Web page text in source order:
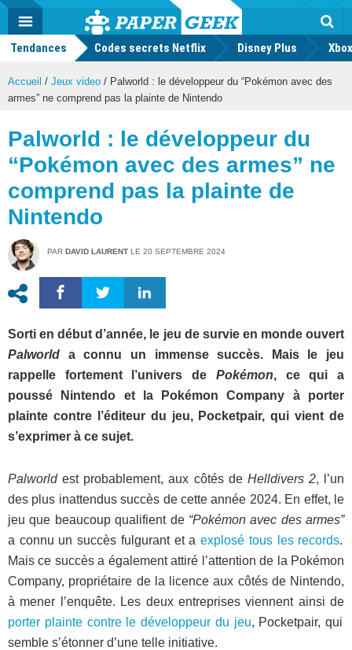
Actu
geek
MENU
Tendances Codes secrets Netflix Disney Plus
Accueil / Jeux video / Palworld : le développeur du “Pokémon avec des
armes” ne comprend pas la plainte de Nintendo
Palworld : le développeur du
“Pokémon avec des armes” ne
comprend pas la plainte de
Nintendo
PAR DAVID LAURENT LE 20 SEPTEMBRE 2024
Sorti en début d’année, le jeu de survie en monde ouvert
Palworld a connu un immense succès. Mais le jeu
rappelle fortement l’univers de Pokémon, ce qui a
poussé Nintendo et la Pokémon Company à porter
plainte contre l’éditeur du jeu, Pocketpair, qui vient de
s’exprimer à ce sujet.
Palworldest probablement, aux côtés de Helldivers 2, l’un
des plus inattendus succès de cette année 2024. En effet, le
jeu que beaucoup qualifient de “Pokémon avec des armes”
a connu un succès fulgurant et aexplosé tous les records.
Mais ce succès a également attiré l’attention de la Pokémon
Company, propriétaire de la licence aux côtés de Nintendo,
à mener l’enquête. Les deux entreprises viennent ainsi de
porter plainte contre le développeur du jeu, Pocketpair, qui
semble s’étonner d’une telle initiative.
Mode
FacebookTwitter Youtube